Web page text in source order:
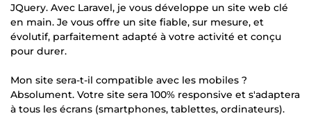
JQuery. Avec Laravel, je vous développe un site web clé
en main. Je vous offre un site fiable, sur mesure, et
évolutif, parfaitement adapté à votre activité et conçu
pour durer.
Mon site sera-t-il compatible avec les mobiles ?
Absolument. Votre site sera 100% responsive et s'adaptera
à tous les écrans (smartphones, tablettes, ordinateurs).